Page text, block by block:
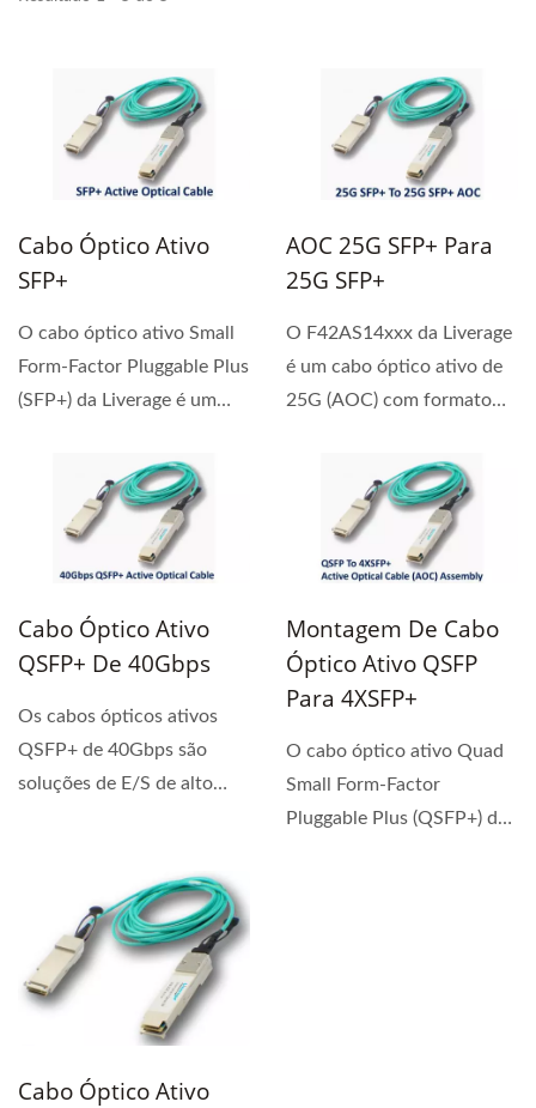
Cabo Óptico Ativo
SFP+
O cabo óptico ativo Small
Form-Factor Pluggable Plus
(SFP+) da Liverage é um
AOC 25G SFP+ Para
25G SFP+
O F42AS14xxx da Liverage
é um cabo óptico ativo de
25G (AOC) com formato
Cabo Óptico Ativo
QSFP+ De 40Gbps
Os cabos ópticos ativos
QSFP+ de 40Gbps são
soluções de E/S de alto
Montagem De Cabo
Óptico Ativo QSFP
Para 4XSFP+
O cabo óptico ativo Quad
Small Form-Factor
Pluggable Plus (QSFP+) da
Cabo Óptico Ativo